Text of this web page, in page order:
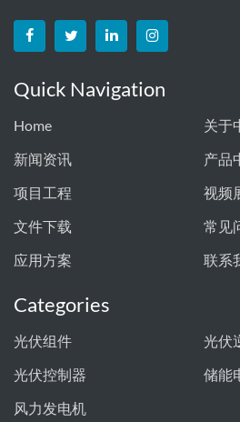
Quick Navigation
Home
关于
新闻资讯
产品
项目工程
视频
文件下载
常见
应用方案
联系
Categories
光伏组件
光伏
光伏控制器
储能
风力发电机